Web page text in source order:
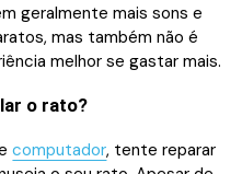
geralmente mais sons e
mas também não é
melhor se gastar mais.
o rato?
computador, tente reparar